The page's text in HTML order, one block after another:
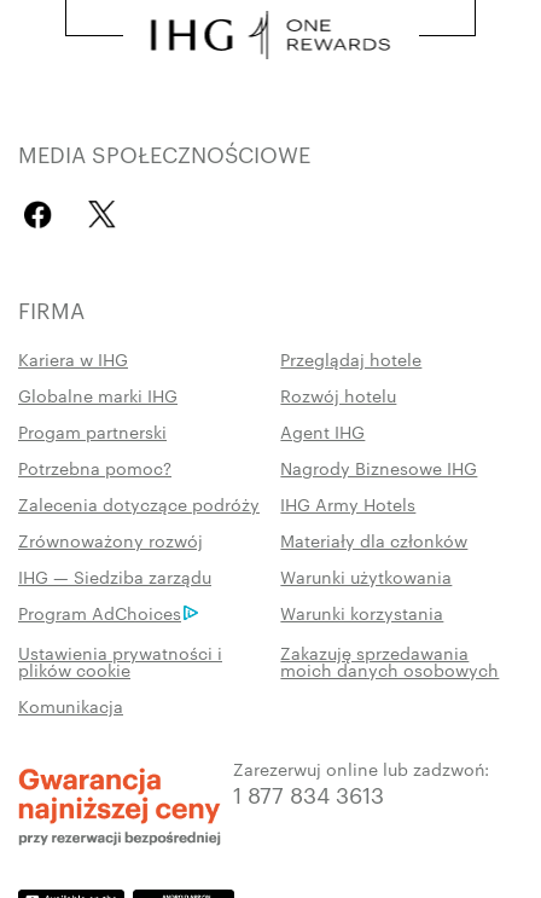
MEDIA SPOŁECZNOŚCIOWE
FIRMA
Kariera w IHG
Przeglądaj hotele
Globalne marki IHG
Rozwój hotelu
Progam partnerski
Agent IHG
Potrzebna pomoc?
Nagrody Biznesowe IHG
Zalecenia dotyczące podróży
IHG Army Hotels
Zrównoważony rozwój
Materiały dla członków
IHG — Siedziba zarządu
Warunki użytkowania
Program AdChoices
Warunki korzystania
Ustawienia prywatności i
plików cookie
Zakazuję sprzedawania
moich danych osobowych
Komunikacja
Zarezerwuj online lub zadzwoń:
1 877 834 3613